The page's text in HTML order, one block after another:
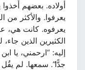
أولاده. بعضهم أَخذوا
يعرفوا. والأكثر من
يعرفوه. كانت هي،
الكثيرين الذين
إليه: “ارحمني، يا ابن
جدًّا”. سمعها. لم يقُل